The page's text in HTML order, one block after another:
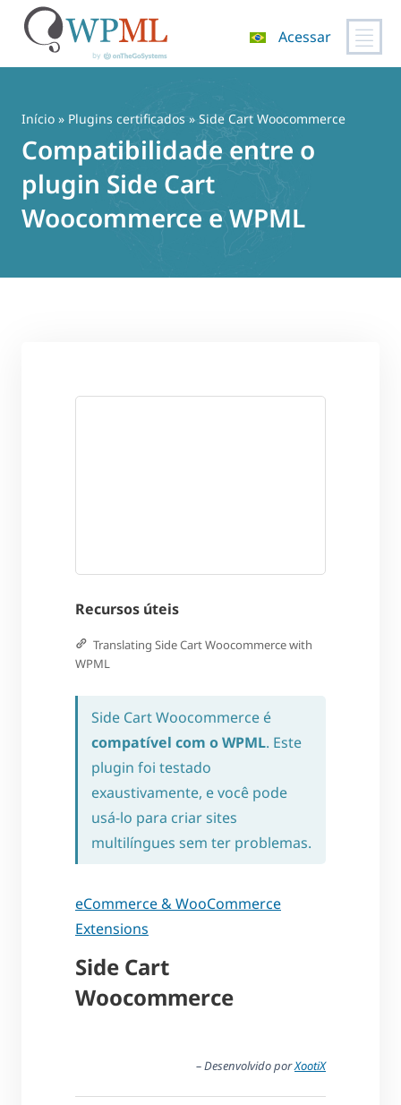
Acessar
Início » Plugins certificados » Side Cart Woocommerce
Compatibilidade entre o
plugin Side Cart
Woocommerce e WPML
Recursos úteis
Translating Side Cart Woocommerce with
WPML
Side Cart Woocommerce é
compatível com o WPML. Este
plugin foi testado
exaustivamente, e você pode
usá-lo para criar sites
multilíngues sem ter problemas.
eCommerce & WooCommerce
Extensions
Side Cart
Woocommerce
– Desenvolvido porXootiX